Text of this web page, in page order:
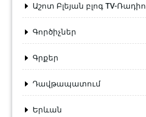
Աշոտ Բլեյան բլոգ TV-Ռադիո
Գործիչներ
Գրքեր
Դավթապատում
Երևան